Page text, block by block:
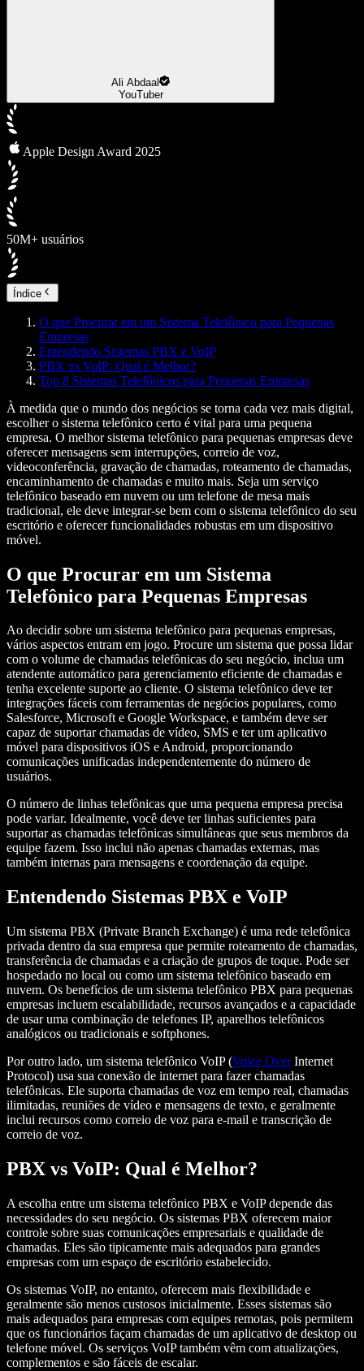
Ali Abdaal
YouTuber
Apple Design Award 2025
50M+ usuários
Índice
O que Procurar em um Sistema Telefônico para Pequenas
Empresas
Entendendo Sistemas PBX e VoIP
PBX vs VoIP: Qual é Melhor?
Top 8 Sistemas Telefônicos para Pequenas Empresas
À medida que o mundo dos negócios se torna cada vez mais digital,
escolher o sistema telefônico certo é vital para uma pequena
empresa. O melhor sistema telefônico para pequenas empresas deve
oferecer mensagens sem interrupções, correio de voz,
videoconferência, gravação de chamadas, roteamento de chamadas,
encaminhamento de chamadas e muito mais. Seja um serviço
telefônico baseado em nuvem ou um telefone de mesa mais
tradicional, ele deve integrar-se bem com o sistema telefônico do seu
escritório e oferecer funcionalidades robustas em um dispositivo
móvel.
O que Procurar em um Sistema
Telefônico para Pequenas Empresas
Ao decidir sobre um sistema telefônico para pequenas empresas,
vários aspectos entram em jogo. Procure um sistema que possa lidar
com o volume de chamadas telefônicas do seu negócio, inclua um
atendente automático para gerenciamento eficiente de chamadas e
tenha excelente suporte ao cliente. O sistema telefônico deve ter
integrações fáceis com ferramentas de negócios populares, como
Salesforce, Microsoft e Google Workspace, e também deve ser
capaz de suportar chamadas de vídeo, SMS e ter um aplicativo
móvel para dispositivos iOS e Android, proporcionando
comunicações unificadas independentemente do número de
usuários.
O número de linhas telefônicas que uma pequena empresa precisa
pode variar. Idealmente, você deve ter linhas suficientes para
suportar as chamadas telefônicas simultâneas que seus membros da
equipe fazem. Isso inclui não apenas chamadas externas, mas
também internas para mensagens e coordenação da equipe.
Entendendo Sistemas PBX e VoIP
Um sistema PBX (Private Branch Exchange) é uma rede telefônica
privada dentro da sua empresa que permite roteamento de chamadas,
transferência de chamadas e a criação de grupos de toque. Pode ser
hospedado no local ou como um sistema telefônico baseado em
nuvem. Os benefícios de um sistema telefônico PBX para pequenas
empresas incluem escalabilidade, recursos avançados e a capacidade
de usar uma combinação de telefones IP, aparelhos telefônicos
analógicos ou tradicionais e softphones.
Por outro lado, um sistema telefônico VoIP (Voice OverInternet
Protocol) usa sua conexão de internet para fazer chamadas
telefônicas. Ele suporta chamadas de voz em tempo real, chamadas
ilimitadas, reuniões de vídeo e mensagens de texto, e geralmente
inclui recursos como correio de voz para e-mail e transcrição de
correio de voz.
PBX vs VoIP: Qual é Melhor?
A escolha entre um sistema telefônico PBX e VoIP depende das
necessidades do seu negócio. Os sistemas PBX oferecem maior
controle sobre suas comunicações empresariais e qualidade de
chamadas. Eles são tipicamente mais adequados para grandes
empresas com um espaço de escritório estabelecido.
Os sistemas VoIP, no entanto, oferecem mais flexibilidade e
geralmente são menos custosos inicialmente. Esses sistemas são
mais adequados para empresas com equipes remotas, pois permitem
que os funcionários façam chamadas de um aplicativo de desktop ou
telefone móvel. Os serviços VoIP também vêm com atualizações,
complementos e são fáceis de escalar.